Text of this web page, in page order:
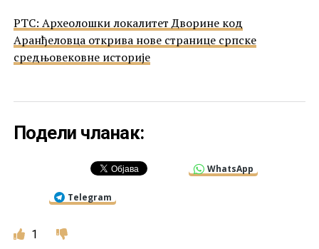
РТС: Археолошки локалитет Дворине код
Аранђеловца открива нове странице српске
средњовековне историје
Подели чланак:
WhatsApp
Telegram
1